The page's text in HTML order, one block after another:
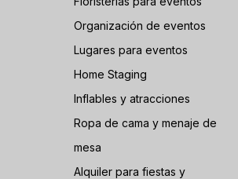
Organización de eventos
Lugares para eventos
Home Staging
Inflables y atracciones
Ropa de cama y menaje de
mesa
Alquiler para fiestas y